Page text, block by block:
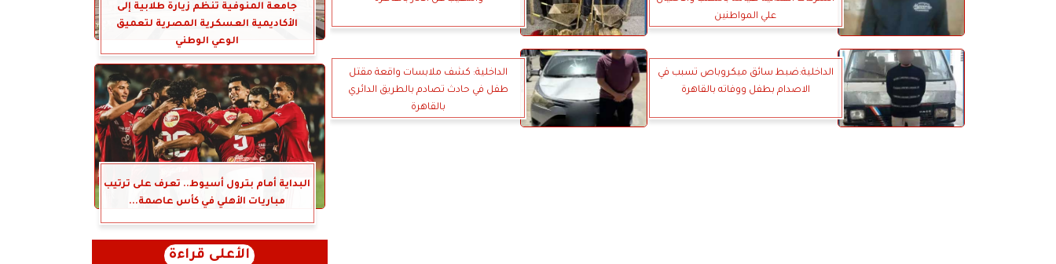
علي المواطنين
الداخلية:ضبط سائق ميكروباص تسبب في
الاصدام بطفل ووفاته بالقاهرة
الداخلية: كشف ملابسات واقعة مقتل
طفل في حادث تصادم بالطريق الدائري
بالقاهرة
جامعة المنوفية تنظم زيارة طلابية إلى
الأكاديمية العسكرية المصرية لتعميق
الوعي الوطني
البداية أمام بترول أسيوط.. تعرف على ترتيب
مباريات الأهلي في كأس عاصمة...
الأعلى قراءة